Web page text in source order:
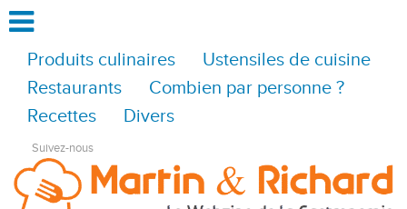
Produits culinaires
Ustensiles de cuisine
Restaurants
Combien par personne ?
Recettes
Divers
Suivez-nous